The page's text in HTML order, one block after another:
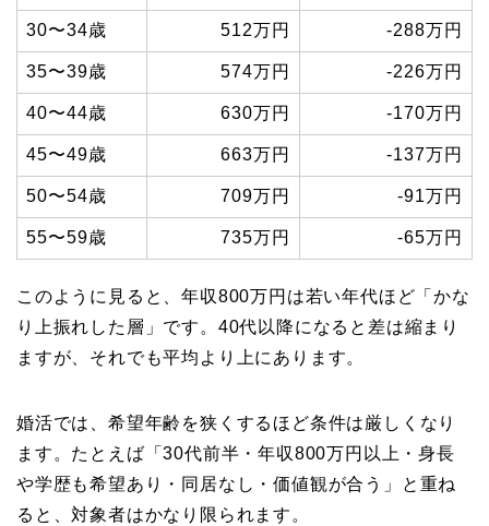
30〜34歳 512万円 -288万円
35〜39歳 574万円 -226万円
40〜44歳 630万円 -170万円
45〜49歳 663万円 -137万円
50〜54歳 709万円 -91万円
55〜59歳 735万円 -65万円
このように見ると、年収800万円は若い年代ほど「かな
り上振れした層」です。40代以降になると差は縮まり
ますが、それでも平均より上にあります。
婚活では、希望年齢を狭くするほど条件は厳しくなり
ます。たとえば「30代前半・年収800万円以上・身長
や学歴も希望あり・同居なし・価値観が合う」と重ね
ると、対象者はかなり限られます。